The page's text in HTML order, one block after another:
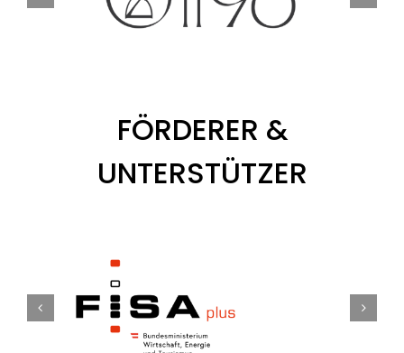
FÖRDERER &
UNTERSTÜTZER